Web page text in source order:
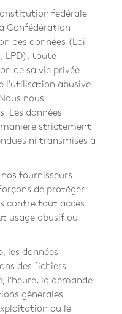
fédérale
Confédération
des données (Loi
LPD), toute
de sa vie privée
l'utilisation abusive
nous
Les données
strictement
ni transmises à
fournisseurs
de protéger
contre tout accès
usage abusif ou
les données
des fichiers
l'heure, la demande
générales
ou le